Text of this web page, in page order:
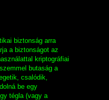
biztonság arra
a biztonságot az
kriptográfiai
butaság a
csalódik,
be egy
tégla (vagy a